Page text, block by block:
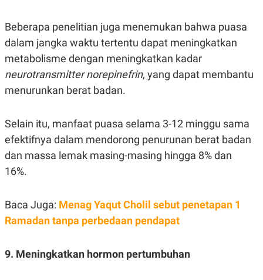
Beberapa penelitian juga menemukan bahwa puasa
dalam jangka waktu tertentu dapat meningkatkan
metabolisme dengan meningkatkan kadar
neurotransmitter norepinefrin, yang dapat membantu
menurunkan berat badan.
Selain itu, manfaat puasa selama 3-12 minggu sama
efektifnya dalam mendorong penurunan berat badan
dan massa lemak masing-masing hingga 8% dan
16%.
Baca Juga: Menag Yaqut Cholil sebut penetapan 1
Ramadan tanpa perbedaan pendapat
9. Meningkatkan hormon pertumbuhan